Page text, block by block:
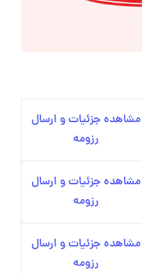
مشاهده جزئیات و ارسال
رزومه
مشاهده جزئیات و ارسال
رزومه
مشاهده جزئیات و ارسال
رزومه